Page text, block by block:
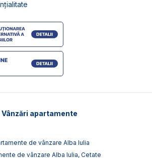
Vânzări apartamente
de vânzare Alba Iulia
de vânzare Alba Iulia, Cetate